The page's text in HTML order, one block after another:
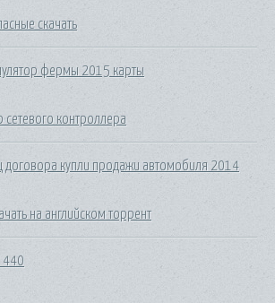
скачать
фермы 2015 карты
контроллера
договора купли продажи автомобиля 2014
на английском торрент
440